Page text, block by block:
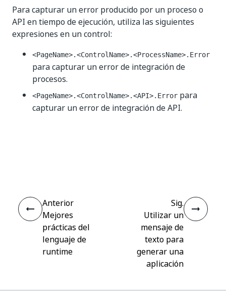
Para capturar un error producido por un proceso o
API en tiempo de ejecución, utiliza las siguientes
expresiones en un control:
<PageName>.<ControlName>.<ProcessName>.Error
para capturar un error de integración de
procesos.
<PageName>.<ControlName>.<API>.Error para
capturar un error de integración de API.
Anterior
Mejores
prácticas del
lenguaje de
runtime
Sig.
Utilizar un
mensaje de
texto para
generar una
aplicación